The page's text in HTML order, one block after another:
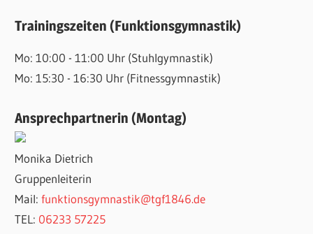
Trainingszeiten (Funktionsgymnastik)
Mo: 10:00 - 11:00 Uhr (Stuhlgymnastik)
Mo: 15:30 - 16:30 Uhr (Fitnessgymnastik)
Ansprechpartnerin (Montag)
Monika Dietrich
Gruppenleiterin
Mail:funktionsgymnastik@tgf1846.de
TEL: 06233 57225